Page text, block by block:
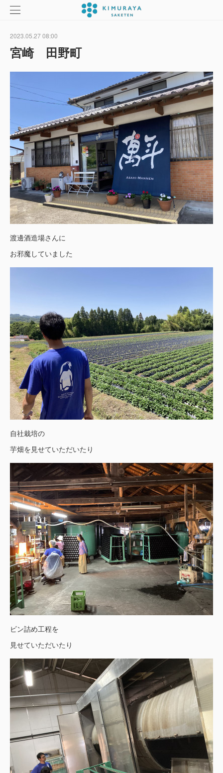
2023.05.27 08:00
宮崎 田野町
渡邊酒造場さんに
お邪魔していました
自社栽培の
芋畑を見せていただいたり
ビン詰め工程を
見せていただいたり